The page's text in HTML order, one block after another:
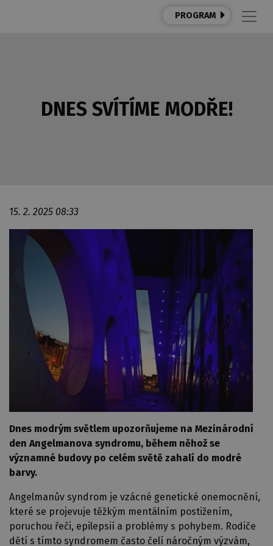
PROGRAM
DNES SVÍTÍME MODŘE!
15. 2. 2025 08:33
Dnes modrým světlem upozorňujeme na Mezinárodní
den Angelmanova syndromu, během něhož se
významné budovy po celém světě zahalí do modré
barvy.
Angelmanův syndrom je vzácné genetické onemocnění,
které se projevuje těžkým mentálním postižením,
poruchou řeči, epilepsií a problémy s pohybem. Rodiče
dětí s tímto syndromem často čelí náročným výzvám,